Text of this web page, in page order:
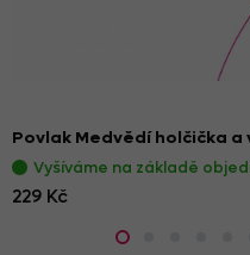
Povlak Medvědí holčička a
Vyšíváme na základě
229 Kč